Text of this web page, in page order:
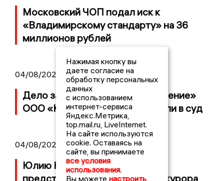
Московский ЧОП подал иск к
«Владимирскому стандарту» на 36
миллионов рублей
04/08/2026 15:40
Дело застройщика ЖК «Поколение»
ООО «Капитал Строй» передали в суд
04/08/2026 11:36
Юлию Калистову официально
представили в должности прокурора
Нажимая кнопку вы
даете согласие на
обработку персональных
данных
с использованием
интернет-сервиса
Яндекс.Метрика,
top.mail.ru, LiveInternet.
На сайте используются
cookie. Оставаясь на
сайте, вы принимаете
все условия
использования.
Вы можете настроить